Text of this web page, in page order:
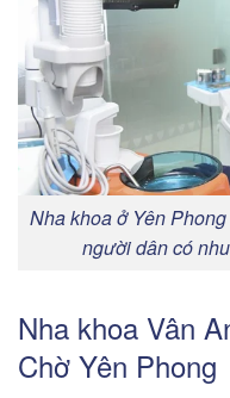
Nha khoa ở Yên
người dân có
Nha khoa Vân
Chờ Yên Phong